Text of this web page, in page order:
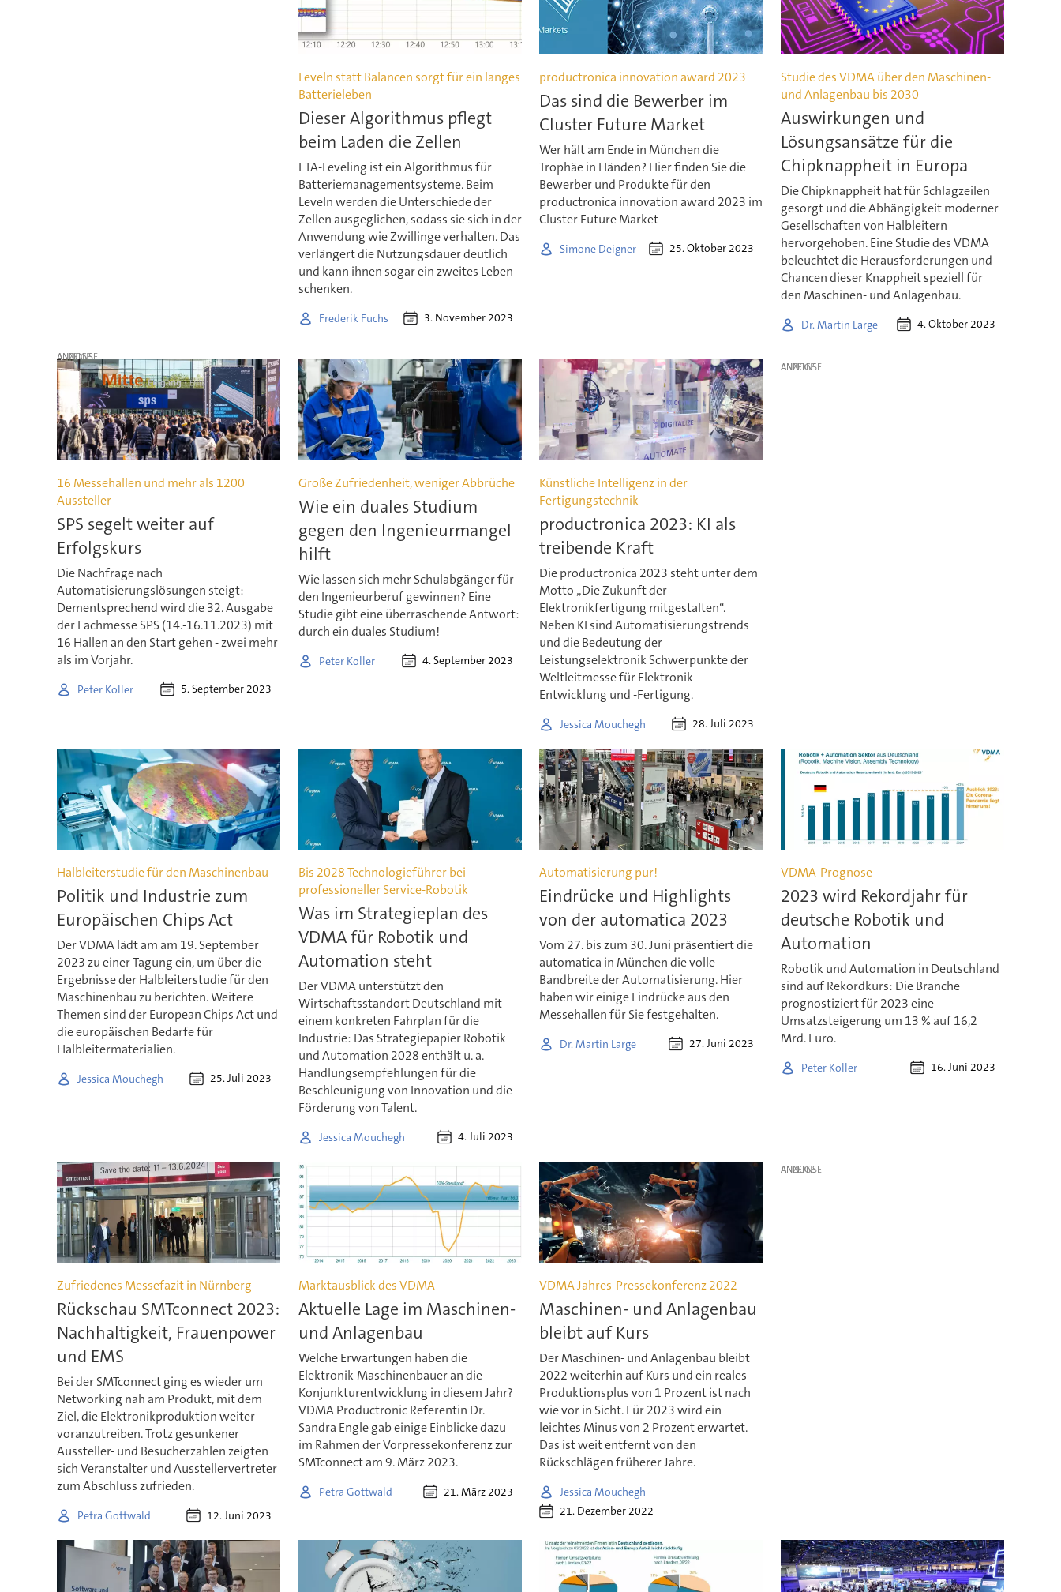
Leveln statt Balancen sorgt für ein langes
Batterieleben
Dieser Algorithmus pflegt
beim Laden die Zellen
ETA-Leveling ist ein Algorithmus für
Batteriemanagementsysteme. Beim
Leveln werden die Unterschiede der
Zellen ausgeglichen, sodass sie sich in der
Anwendung wie Zwillinge verhalten. Das
verlängert die Nutzungsdauer deutlich
und kann ihnen sogar ein zweites Leben
schenken.
Frederik Fuchs 3. November 2023
productronica innovation award 2023
Das sind die Bewerber im
Cluster Future Market
Wer hält am Ende in München die
Trophäe in Händen? Hier finden Sie die
Bewerber und Produkte für den
productronica innovation award 2023 im
Cluster Future Market
Simone Deigner 25. Oktober 2023
Studie des VDMA über den Maschinen-
und Anlagenbau bis 2030
Auswirkungen und
Lösungsansätze für die
Chipknappheit in Europa
Die Chipknappheit hat für Schlagzeilen
gesorgt und die Abhängigkeit moderner
Gesellschaften von Halbleitern
hervorgehoben. Eine Studie des VDMA
beleuchtet die Herausforderungen und
Chancen dieser Knappheit speziell für
den Maschinen- und Anlagenbau.
Dr. Martin Large 4. Oktober 2023
ANZEIGE
16 Messehallen und mehr als 1200
Aussteller
SPS segelt weiter auf
Erfolgskurs
Die Nachfrage nach
Automatisierungslösungen steigt:
Dementsprechend wird die 32. Ausgabe
der Fachmesse SPS (14.-16.11.2023) mit
16 Hallen an den Start gehen - zwei mehr
als im Vorjahr.
Peter Koller 5. September 2023
Große Zufriedenheit, weniger Abbrüche
Wie ein duales Studium
gegen den Ingenieurmangel
hilft
Wie lassen sich mehr Schulabgänger für
den Ingenieurberuf gewinnen? Eine
Studie gibt eine überraschende Antwort:
durch ein duales Studium!
Peter Koller 4. September 2023
Künstliche Intelligenz in der
Fertigungstechnik
productronica 2023: KI als
treibende Kraft
Die productronica 2023 steht unter dem
Motto „Die Zukunft der
Elektronikfertigung mitgestalten“.
Neben KI sind Automatisierungstrends
und die Bedeutung der
Leistungselektronik Schwerpunkte der
Weltleitmesse für Elektronik-
Entwicklung und -Fertigung.
Jessica Mouchegh 28. Juli 2023
ANZEIGE
Halbleiterstudie für den Maschinenbau
Politik und Industrie zum
Europäischen Chips Act
Der VDMA lädt am am 19. September
2023 zu einer Tagung ein, um über die
Ergebnisse der Halbleiterstudie für den
Maschinenbau zu berichten. Weitere
Themen sind der European Chips Act und
die europäischen Bedarfe für
Halbleitermaterialien.
Jessica Mouchegh 25. Juli 2023
Bis 2028 Technologieführer bei
professioneller Service-Robotik
Was im Strategieplan des
VDMA für Robotik und
Automation steht
Der VDMA unterstützt den
Wirtschaftsstandort Deutschland mit
einem konkreten Fahrplan für die
Industrie: Das Strategiepapier Robotik
und Automation 2028 enthält u. a.
Handlungsempfehlungen für die
Beschleunigung von Innovation und die
Förderung von Talent.
Jessica Mouchegh 4. Juli 2023
Automatisierung pur!
Eindrücke und Highlights
von der automatica 2023
Vom 27. bis zum 30. Juni präsentiert die
automatica in München die volle
Bandbreite der Automatisierung. Hier
haben wir einige Eindrücke aus den
Messehallen für Sie festgehalten.
Dr. Martin Large 27. Juni 2023
VDMA-Prognose
2023 wird Rekordjahr für
deutsche Robotik und
Automation
Robotik und Automation in Deutschland
sind auf Rekordkurs: Die Branche
prognostiziert für 2023 eine
Umsatzsteigerung um 13 % auf 16,2
Mrd. Euro.
Peter Koller 16. Juni 2023
Zufriedenes Messefazit in Nürnberg
Rückschau SMTconnect 2023:
Nachhaltigkeit, Frauenpower
und EMS
Bei der SMTconnect ging es wieder um
Networking nah am Produkt, mit dem
Ziel, die Elektronikproduktion weiter
voranzutreiben. Trotz gesunkener
Aussteller- und Besucherzahlen zeigten
sich Veranstalter und Ausstellervertreter
zum Abschluss zufrieden.
Petra Gottwald 12. Juni 2023
Marktausblick des VDMA
Aktuelle Lage im Maschinen-
und Anlagenbau
Welche Erwartungen haben die
Elektronik-Maschinenbauer an die
Konjunkturentwicklung in diesem Jahr?
VDMA Productronic Referentin Dr.
Sandra Engle gab einige Einblicke dazu
im Rahmen der Vorpressekonferenz zur
SMTconnect am 9. März 2023.
Petra Gottwald 21. März 2023
VDMA Jahres-Pressekonferenz 2022
Maschinen- und Anlagenbau
bleibt auf Kurs
Der Maschinen- und Anlagenbau bleibt
2022 weiterhin auf Kurs und ein reales
Produktionsplus von 1 Prozent ist nach
wie vor in Sicht. Für 2023 wird ein
leichtes Minus von 2 Prozent erwartet.
Das ist weit entfernt von den
Rückschlägen früherer Jahre.
Jessica Mouchegh
21. Dezember 2022
ANZEIGE